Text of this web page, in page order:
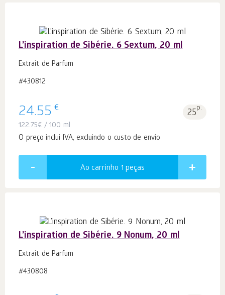
L’inspiration de Sibérie. 6 Sextum, 20 ml
Extrait de Parfum
#430812
24.55 € 25p.
122.75€ / 100 ml
O preço inclui IVA, excluindo o custo de envio
Ao carrinho 1 peças
L’inspiration de Sibérie. 9 Nonum, 20 ml
Extrait de Parfum
#430808